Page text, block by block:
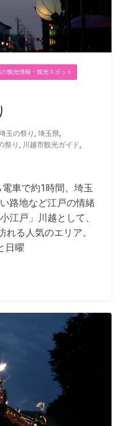
観光情報・観光スポット
玉の祭り , 埼玉県,
祭り , 川越市観光ガイド,
車で約1時間、埼玉
路地など江戸の情緒
江戸」川越として、
る人気のエリア。
日曜